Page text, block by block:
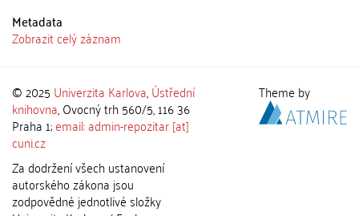
Metadata
Zobrazit celý záznam
© 2025 Univerzita Karlova,Ústřední
knihovna, Ovocný trh 560/5, 116 36
Praha 1;email: admin-repozitar [at]
cuni.cz
Za dodržení všech ustanovení
autorského zákona jsou
zodpovědné jednotlivé složky
Theme by